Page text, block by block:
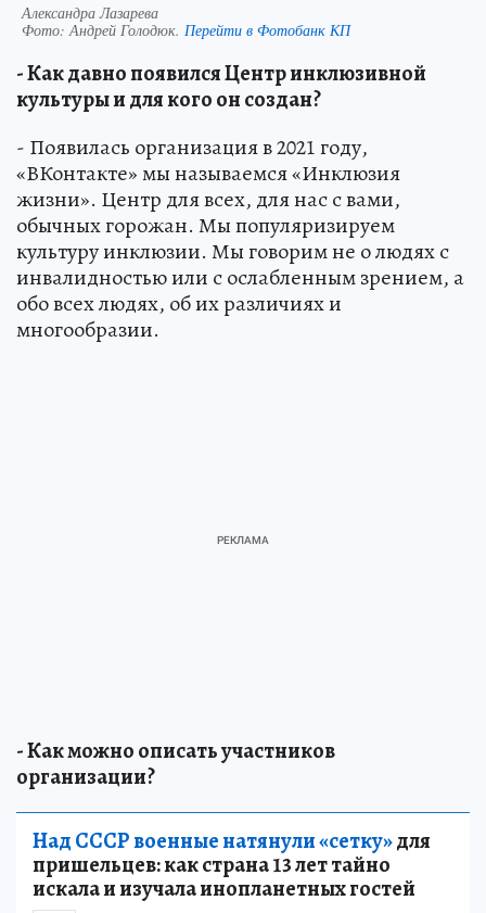
Александра Лазарева
Фото: Андрей Голодюк. Перейти в Фотобанк КП
- Как давно появился Центр инклюзивной
культуры и для кого он создан?
- Появилась организация в 2021 году,
«ВКонтакте» мы называемся «Инклюзия
жизни». Центр для всех, для нас с вами,
обычных горожан. Мы популяризируем
культуру инклюзии. Мы говорим не о людях с
инвалидностью или с ослабленным зрением, а
обо всех людях, об их различиях и
многообразии.
- Как можно описать участников
организации?
Над СССР военные натянули «сетку»для
пришельцев: как страна 13 лет тайно
искала и изучала инопланетных гостей